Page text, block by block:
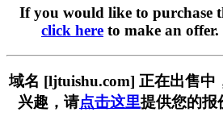
If you would like to purchase
click here to make an
域名 [ljtuishu.com] 正在出售中
兴趣，请点击这里提供您的报